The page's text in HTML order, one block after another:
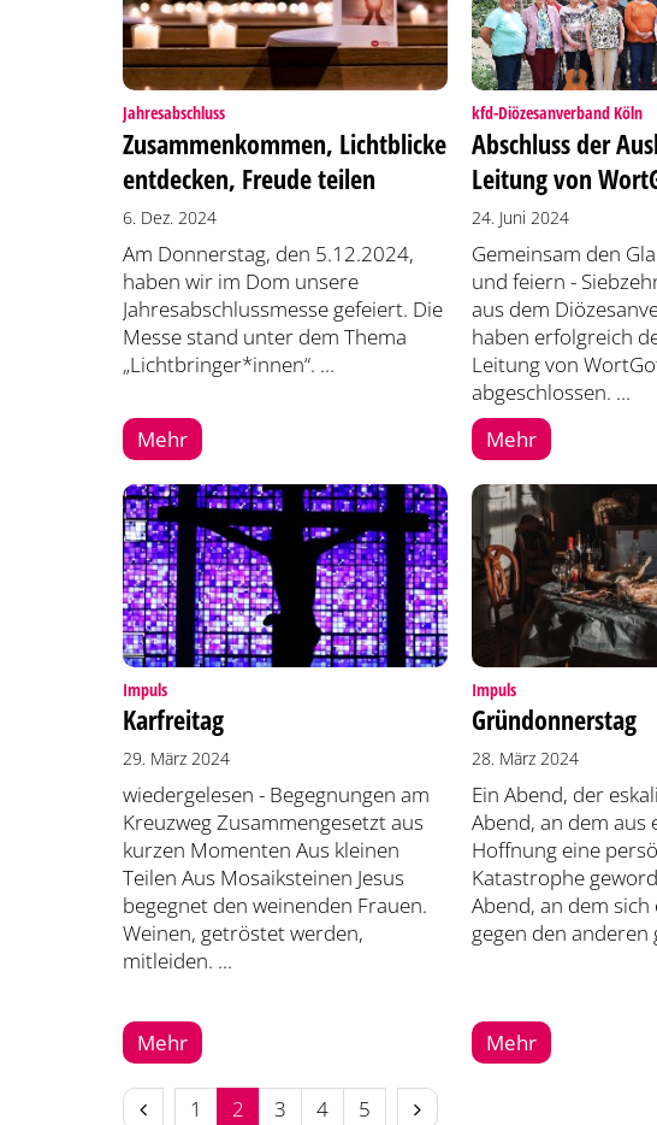
Jahresabschluss:
Zusammenkommen, Lichtblicke
entdecken, Freude teilen
6. Dez. 2024
Am Donnerstag, den 5.12.2024,
haben wir im Dom unsere
Jahresabschlussmesse gefeiert. Die
Messe stand unter dem Thema
„Lichtbringer*innen“. ...
Mehr
kfd-Diözesanverband Köln:
Abschluss der
Leitung von
24. Juni 2024
Gemeinsam den
und feiern -
aus dem
haben erfolgreich
Leitung von
abgeschlossen. ...
Mehr
Impuls:
Karfreitag
29. März 2024
wiedergelesen - Begegnungen am
Kreuzweg Zusammengesetzt aus
kurzen Momenten Aus kleinen
Teilen Aus Mosaiksteinen Jesus
begegnet den weinenden Frauen.
Weinen, getröstet werden,
mitleiden. ...
Mehr
Impuls:
Gründonnerstag
28. März 2024
Ein Abend, der
Abend, an dem
Hoffnung eine
Katastrophe
Abend, an dem sich
gegen den anderen
Mehr
Vorherige Seite
1 2 3 4 5 Nächste Seite